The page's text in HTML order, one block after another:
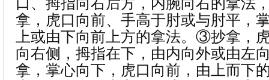
拿，虎口向前、手高于肘或与肘平，
上或由下向前上方的拿法。③抄拿，
向右侧，拇指在下，由内向外或由左
拿，掌心向下，虎口向前，由上而下